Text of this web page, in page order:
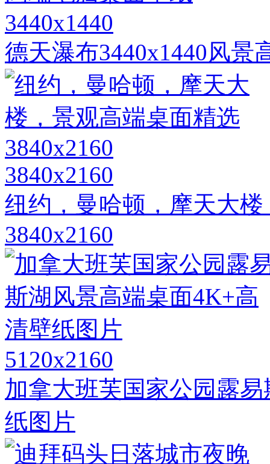
3440x1440
德天瀑布3440x1440风景
3840x2160
纽约，曼哈顿，摩天大
3840x2160
5120x2160
加拿大班芙国家公园露
纸图片